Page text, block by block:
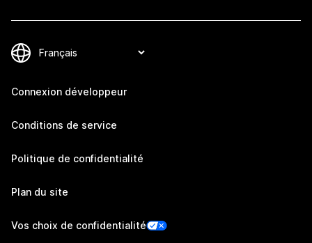
Connexion développeur
Conditions de service
Politique de confidentialité
Plan du site
Vos choix de confidentialité